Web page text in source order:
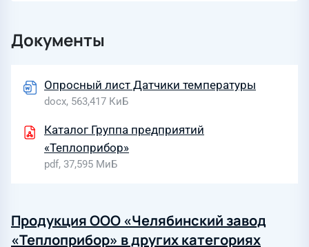
Документы
Опросный лист Датчики температуры
docx, 563,417 КиБ
Каталог Группа предприятий
«Теплоприбор»
pdf, 37,595 МиБ
Продукция ООО «Челябинский завод
«Теплоприбор» в других категориях